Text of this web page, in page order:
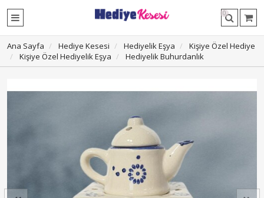
0
Ana Sayfa Hediye Kesesi Hediyelik Eşya
Kişiye Özel Hediye
Kişiye Özel Hediyelik Eşya
Hediyelik Buhurdanlık